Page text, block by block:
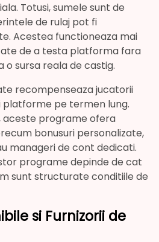
Totusi, sumele sunt de
de rulaj pot fi
Acestea functioneaza mai
de a testa platforma fara
sursa reala de castig.
recompenseaza jucatorii
platforme pe termen lung.
aceste programe ofera
bonusuri personalizate,
manageri de cont dedicati.
programe depinde de cat
sunt structurate conditiile de
si Furnizorii de